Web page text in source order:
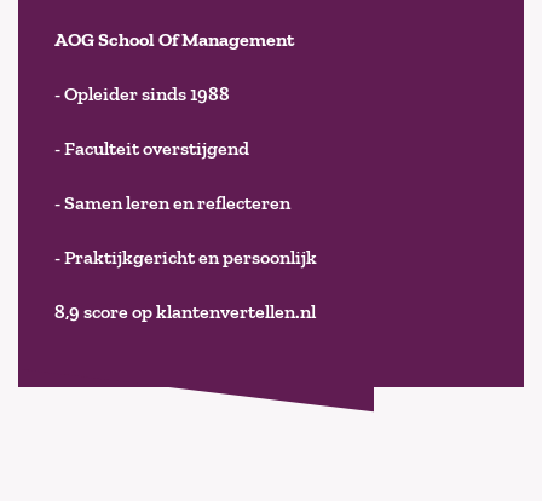
AOG School Of Management
- Opleider sinds 1988
- Faculteit overstijgend
- Samen leren en reflecteren
- Praktijkgericht en persoonlijk
8,9 score op klantenvertellen.nl